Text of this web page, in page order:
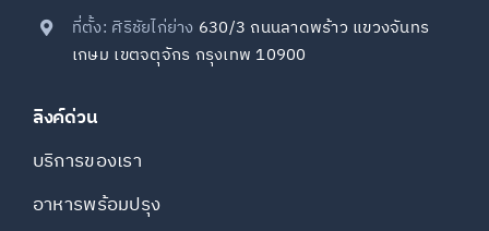
ที่ตั้ง: ศิริชัยไก่ย่าง 630/3 ถนนลาดพร้าว แขวงจันทร
เกษม เขตจตุจักร กรุงเทพ 10900
ลิงค์ด่วน
บริการของเรา
อาหารพร้อมปรุง